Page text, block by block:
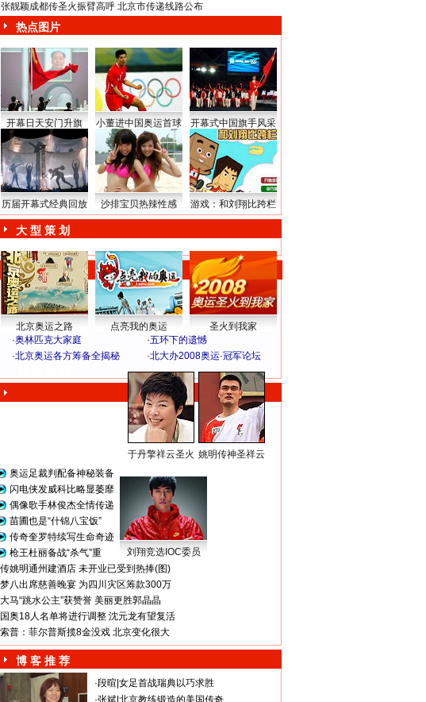
张靓颖成都传圣火振臂高呼 北京市传递线路公布
热点图片
开幕日天安门升旗 小董进中国奥运首球 开幕式中国旗手风采
历届开幕式经典回放 沙排宝贝热辣性感 游戏：和刘翔比跨栏
大 型 策 划
北京奥运之路 点亮我的奥运
圣火到我家
·奥林匹克大家庭 ·五环下的遗憾
·北京奥运各方筹备全揭秘 ·北大办2008奥运·冠军论坛
于丹擎祥云圣火 姚明传神圣祥云
奥运足裁判配备神秘装备
闪电侠发威科比略显萎靡
偶像歌手林俊杰全情传递
苗圃也是“什锦八宝饭”
传奇奎罗特续写生命奇迹
枪王杜丽备战“杀气”重
刘翔竞选IOC委员
传姚明通州建酒店 未开业已受到热捧(图)
梦八出席慈善晚宴 为四川灾区筹款300万
大马“跳水公主”获赞誉 美丽更胜郭晶晶
国奥18人名单将进行调整 沈元龙有望复活
索普：菲尔普斯揽8金没戏 北京变化很大
博 客 推 荐
·段暄 女足首战瑞典以巧求胜
·张斌 北京教练锻造的美国传奇